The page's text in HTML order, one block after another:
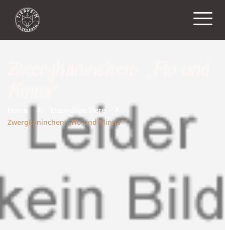
Ehemalige Tiere
Zwergkaninchen: „Flo und Minna“